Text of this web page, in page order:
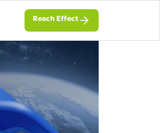
Reach Effect